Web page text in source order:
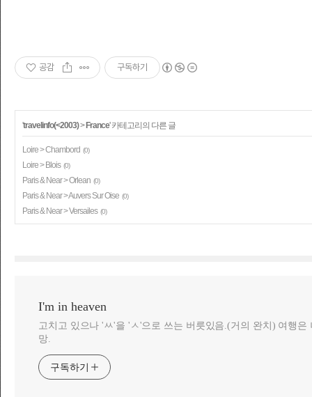
공감 구독하기
'travelinfo(<2003)> France' 카테고리의 다른 글
Loire > Chambord (0)
Loire > Blois (0)
Paris & Near > Orlean (0)
Paris & Near > Auvers Sur Oise (0)
Paris & Near > Versailes (0)
I'm in heaven
고치고 있으나 'ㅆ'을 'ㅅ'으로 쓰는 버릇있음.(거의 완치) 여행
망.
구독하기